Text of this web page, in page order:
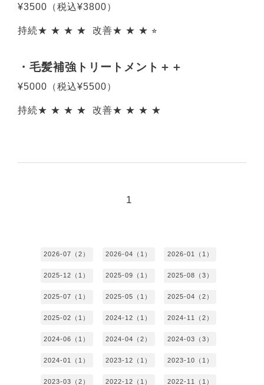
¥3500 （税込¥3800）
持続★ ★ ★ ★ 改善★ ★ ★⭐︎
・毛髪補強トリートメント＋＋
¥5000 （税込¥5500）
持続★ ★ ★ ★ 改善★ ★ ★ ★
1
2026-07（2） 2026-04（1） 2026-01（1）
2025-12（1） 2025-09（1） 2025-08（3）
2025-07（1） 2025-05（1） 2025-04（2）
2025-02（1） 2024-12（1） 2024-11（2）
2024-06（1） 2024-04（2） 2024-03（3）
2024-01（1） 2023-12（1） 2023-10（1）
2023-03（2） 2022-12（1） 2022-11（1）